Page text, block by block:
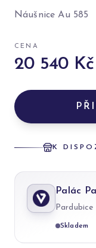
Náušnice Au 585
CENA
20 540 Kč
K
Palác
Pardubice
Skladem